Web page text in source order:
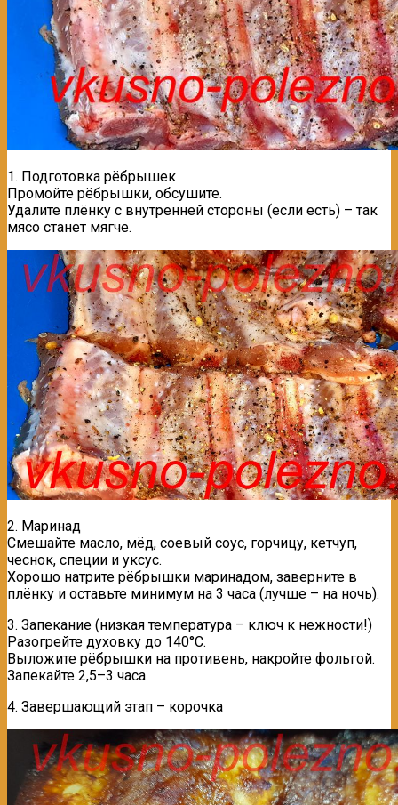
1. Подготовка рёбрышек
Промойте рёбрышки, обсушите.
Удалите плёнку с внутренней стороны (если есть) – так
мясо станет мягче.
2. Маринад
Смешайте масло, мёд, соевый соус, горчицу, кетчуп,
чеснок, специи и уксус.
Хорошо натрите рёбрышки маринадом, заверните в
плёнку и оставьте минимум на 3 часа (лучше – на ночь).
3. Запекание (низкая температура – ключ к нежности!)
Разогрейте духовку до 140°C.
Выложите рёбрышки на противень, накройте фольгой.
Запекайте 2,5–3 часа.
4. Завершающий этап – корочка